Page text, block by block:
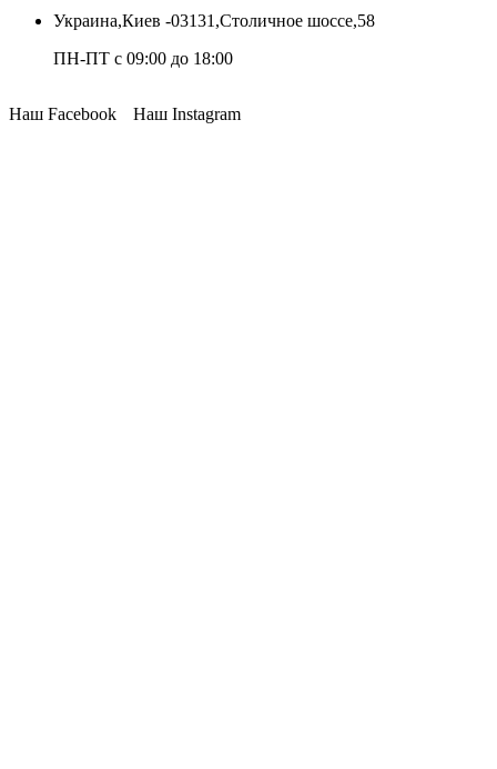
Украина,Киев -03131,Столичное шоссе,58
ПН-ПТ с 09:00 до 18:00
Наш Facebook Наш Instagram